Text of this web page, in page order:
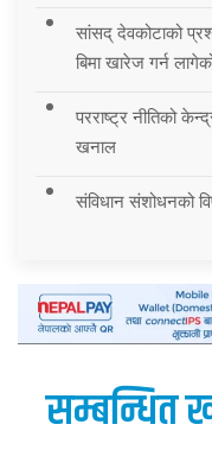
सांसद् देवकोटाको
बिमा खारेज गर्न
परराष्ट्र नीतिको
खनाल
संविधान संशोधनको
सम्बन्धित